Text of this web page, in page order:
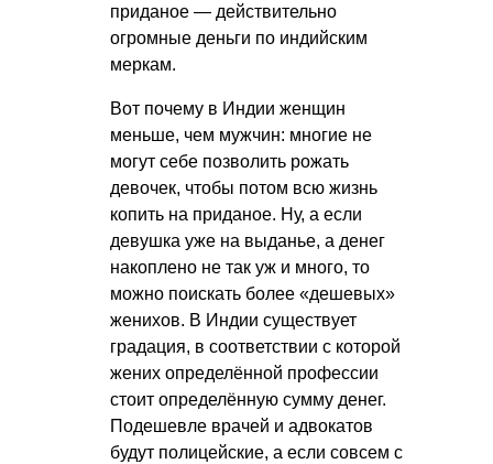
приданое — действительно
огромные деньги по индийским
меркам.
Вот почему в Индии женщин
меньше, чем мужчин: многие не
могут себе позволить рожать
девочек, чтобы потом всю жизнь
копить на приданое. Ну, а если
девушка уже на выданье, а денег
накоплено не так уж и много, то
можно поискать более «дешевых»
женихов. В Индии существует
градация, в соответствии с которой
жених определённой профессии
стоит определённую сумму денег.
Подешевле врачей и адвокатов
будут полицейские, а если совсем с